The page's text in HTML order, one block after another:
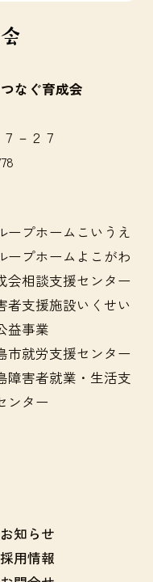
なぐ育成会
－２７
ープホームこいうえ
ープホームよこがわ
会相談支援センター
者支援施設いくせい
益事業
市就労支援センター
障害者就業・生活支
ンター
お知らせ
採用情報